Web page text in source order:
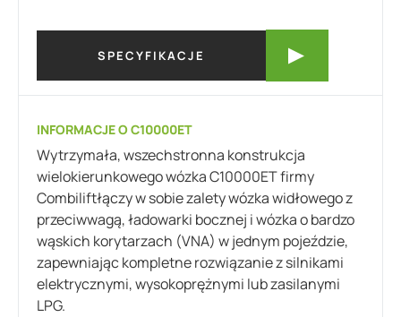
SPECYFIKACJE
INFORMACJE O C10000ET
Wytrzymała, wszechstronna konstrukcja
wielokierunkowego wózka C10000ET firmy
Combiliftłączy w sobie zalety wózka widłowego z
przeciwwagą, ładowarki bocznej i wózka o bardzo
wąskich korytarzach (VNA) w jednym pojeździe,
zapewniając kompletne rozwiązanie z silnikami
elektrycznymi, wysokoprężnymi lub zasilanymi
LPG.